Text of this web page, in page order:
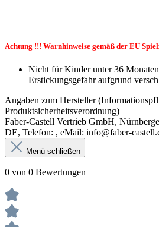
Achtung !!! Warnhinweise gemäß der EU
Nicht für Kinder unter 36
Erstickungsgefahr aufgrund
Angaben zum Hersteller
Produktsicherheitsverordnung)
Faber-Castell Vertrieb GmbH,
DE, Telefon: , eMail: info@faber-
Menü schließen
0 von 0 Bewertungen